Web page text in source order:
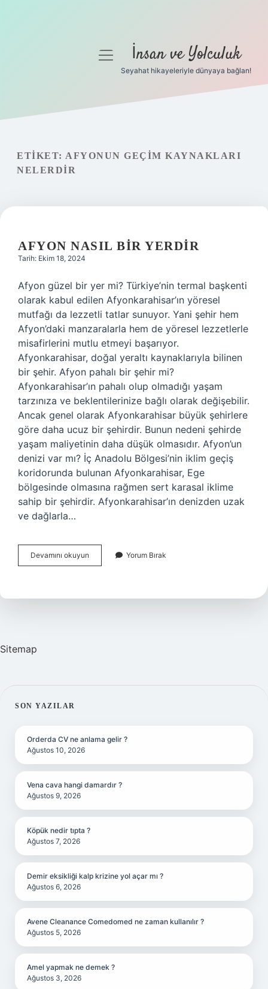
Gizlilik Politikası
Hakkımızda
menüyü İnsan ve Yolculuk
Seyahat hikayeleriyle dünyaya bağlan!
ETIKET: AFYONUN GEÇIM KAYNAKLARI
NELERDIR
AFYON NASIL BIR YERDIR
Tarih: Ekim 18, 2024
Afyon güzel bir yer mi? Türkiye’nin termal başkenti
olarak kabul edilen Afyonkarahisar’ın yöresel
mutfağı da lezzetli tatlar sunuyor. Yani şehir hem
Afyon’daki manzaralarla hem de yöresel lezzetlerle
misafirlerini mutlu etmeyi başarıyor.
Afyonkarahisar, doğal yeraltı kaynaklarıyla bilinen
bir şehir. Afyon pahalı bir şehir mi?
Afyonkarahisar’ın pahalı olup olmadığı yaşam
tarzınıza ve beklentilerinize bağlı olarak değişebilir.
Ancak genel olarak Afyonkarahisar büyük şehirlere
göre daha ucuz bir şehirdir. Bunun nedeni şehirde
yaşam maliyetinin daha düşük olmasıdır. Afyon’un
denizi var mı? İç Anadolu Bölgesi’nin iklim geçiş
koridorunda bulunan Afyonkarahisar, Ege
bölgesinde olmasına rağmen sert karasal iklime
sahip bir şehirdir. Afyonkarahisar’ın denizden uzak
ve dağlarla…
Devamını okuyun
Nasıl
Yorum Bırak
Sitemap
SIDEBAR
SON YAZILAR
Orderda CV ne anlama gelir ?
Ağustos 10, 2026
Vena cava hangi damardır ?
Ağustos 9, 2026
Köpük nedir tıpta ?
Ağustos 7, 2026
Demir eksikliği kalp krizine yol açar mı ?
Ağustos 6, 2026
Avene Cleanance Comedomed ne zaman kullanılır ?
Ağustos 5, 2026
Amel yapmak ne demek ?
Ağustos 3, 2026